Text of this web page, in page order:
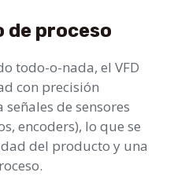
de proceso
todo-o-nada, el VFD
con precisión
de sensores
encoders), lo que se
del producto y una